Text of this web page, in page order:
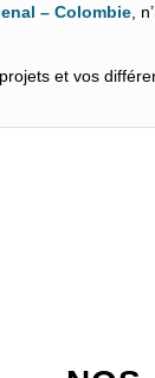
– Colombie ,
et vos